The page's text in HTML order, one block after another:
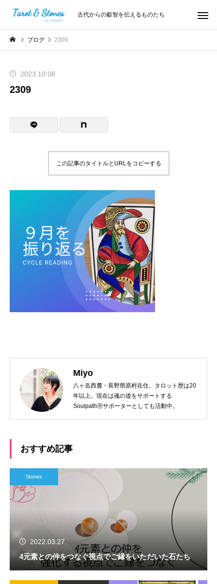
古代からの叡智を伝えるものたち
ブログ 2309
2023.10.08
2309
この記事のタイトルとURLをコピーする
Miyo
八ヶ岳西麓・長野県原村在住。タロット歴は20
年以上。現在は魂の道をサポートする
SoulpathⓇサポーターとしても活動中。
おすすめ記事
Stones
2022.03.27
4元素との仲をつなぐ視点でご縁をいただいた石たち